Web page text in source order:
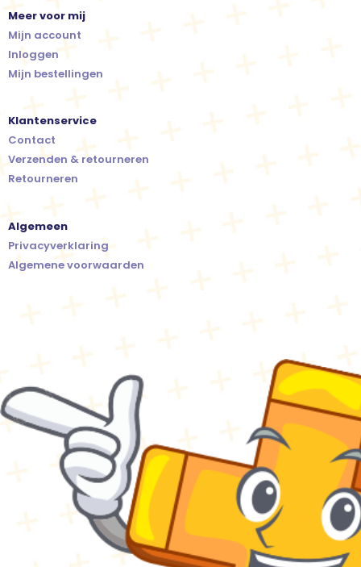
Meer voor mij
Mijn account
Inloggen
Mijn bestellingen
Klantenservice
Contact
Verzenden & retourneren
Retourneren
Algemeen
Privacyverklaring
Algemene voorwaarden